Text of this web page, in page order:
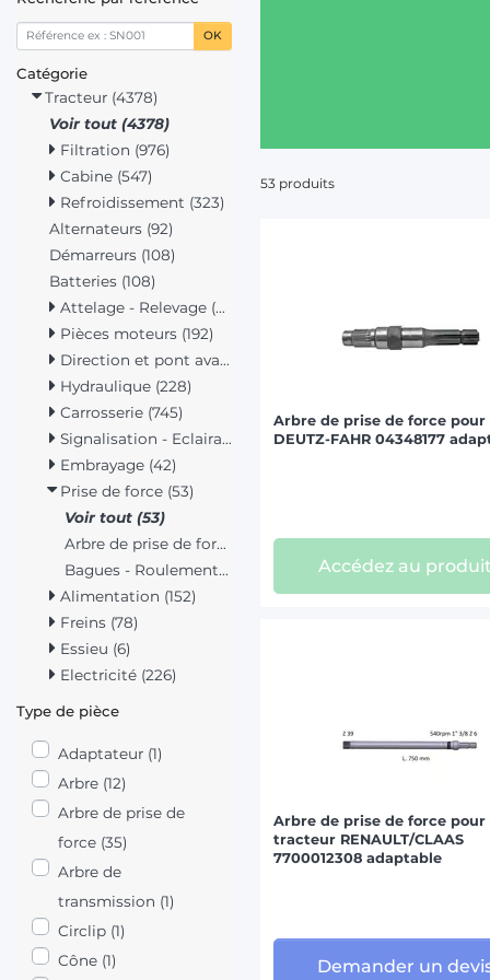
OK
Catégorie
Tracteur (4378)
Voir tout (4378)
Filtration (976)
Cabine (547)
Refroidissement (323)
Alternateurs (92)
Démarreurs (108)
Batteries (108)
Attelage - Relevage (312)
Pièces moteurs (192)
Direction et pont avant (125)
Hydraulique (228)
Carrosserie (745)
Signalisation - Eclairage (322)
Embrayage (42)
Prise de force (53)
Voir tout (53)
Arbre de prise de force (51)
Bagues - Roulements (2)
Alimentation (152)
Freins (78)
Essieu (6)
Electricité (226)
Type de pièce
Adaptateur (1)
Arbre (12)
Arbre de prise de
force (35)
Arbre de
transmission (1)
Circlip (1)
Cône (1)
53 produits
Arbre de prise de force pour
DEUTZ-FAHR 04348177
Accédez au
Arbre de prise de force pour
tracteur RENAULT/CLAAS
7700012308 adaptable
Demander un